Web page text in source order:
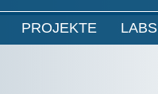
PROJEKTE LABS